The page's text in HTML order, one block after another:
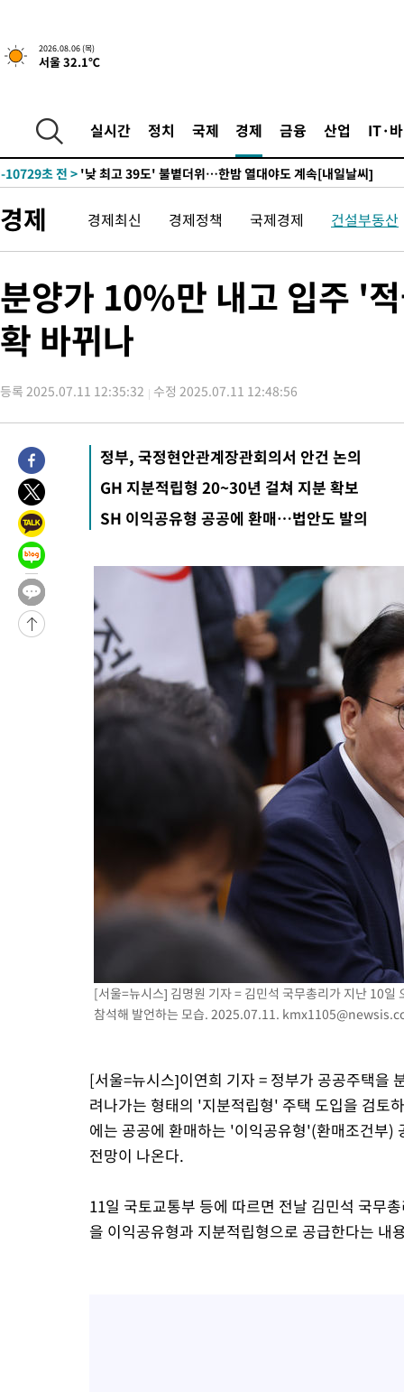
2026.08.06 (목)
서울 32.1℃
실시간 정치 국제 경제 금융 산업 IT·
-13749초 전 >[속보]합참 "北 발사체는 단거리탄도미사일…감시·경계태세
화"-13497초 전 >
日방위성, 北이 동해로 쏜 발사체는 탄도미사일 가능성
-11333초 전 >
[속보]합참 "북, 동해상으로 미상 발사체 발사"
-10729초 전 >
-10688초 전 > [속보]7~9일 프로야구 3연전도 폭염 취소…11일 재개
-10177초 전 >
'월드컵 탈락 후폭풍' 축구협회…초유의 압수수색에 '충격·당
-10017초 전 >서울 낮 37.9도, 올여름 최고치 경신…영등포 순간 '40도'
-5674초 전 >[속보]코스닥, 800p 회복…0.26% 오른 801.67 마감
-5604초 전 > [속보]코스피, 301.88포인트(4.58%) 내린 6296.38 마감
-5469초 전 >
[속보]원·달러 환율, 0.7원 내린 1423.8원 마감
-113초 전 >손흥민, 5경기 연속골 실패…LAFC는 승부차기 끝 과달라하라 격
2시간 전 >내일까지 39도 '펄펄'…기상청 "태풍 지나며 폭염 잠시 꺾인다"
-31259초 전 >
'월드컵 탈락 후폭풍' 축구협회…11시간 걸린 초유의 압수수
-30695초 전 >
[속보] 뉴욕증시, 혼조 출발…나스닥 0.3%↓, 다우 0.14%↑
-29488초 전 >
-28173초 전 >
경찰, '홍명보는 2순위' 결론냈던 스포츠윤리센터도 압수수색
-13769초 전 >
-13517초 전 >
日방위성, 北이 동해로 쏜 발사체는 탄도미사일 가능성
-11947초 전 >
[속보] SKT, 에이닷 서비스 장애 발생…"원인 파악 중"
-11353초 전 >
[속보]합참 "북, 동해상으로 미상 발사체 발사"
'낮 최고 39도' 불볕더위…한밤 열대야도 계속[내일날씨]
[속보]7~9일 프로야구 3연전도 폭염 취소…11일 재개
"韓 외환시장 개입 관측 배경엔 美의 대한국 무역적자 있어"
'월드컵 탈락 후폭풍' 축구협회…초유의 압수수색에 '충격·당
서울 낮 37.9도, 올여름 최고치 경신…영등포 순간 '40도'
[속보]종합특검, 대검 추가 압수수색…내란 중요임무종사 혐의
[속보]코스닥, 800p 회복…0.26% 오른 801.67 마감
[속보]코스피, 301.88포인트(4.58%) 내린 6296.38 마감
[속보]원·달러 환율, 0.7원 내린 1423.8원 마감
"여기 떨어졌다"…다누리, 스페이스X 로켓 달 충돌 흔적 포착
손흥민, 5경기 연속골 실패…LAFC는 승부차기 끝 과달라하라 격
내일까지 39도 '펄펄'…기상청 "태풍 지나며 폭염 잠시 꺾인다"
경제 경제최신 경제정책 국제경제 건설부동산
분양가 10%만 내고 입주 '
확 바뀌나
등록 2025.07.11 12:35:32 수정 2025.07.11 12:48:56
정부, 국정현안관계장관회의서 안건 논의
GH 지분적립형 20~30년 걸쳐 지분 확보
SH 이익공유형 공공에 환매…법안도 발의
[서울=뉴시스] 김명원 기자 = 김민석 국무총리가 지난 10
참석해 발언하는 모습. 2025.07.11.
[서울=뉴시스]이연희 기자 = 정부가 공공주택을
려나가는 형태의 '지분적립형' 주택 도입을 검토
에는 공공에 환매하는 '이익공유형'(환매조건부)
전망이 나온다.
11일 국토교통부 등에 따르면 전날 김민석 국무
을 이익공유형과 지분적립형으로 공급한다는 내